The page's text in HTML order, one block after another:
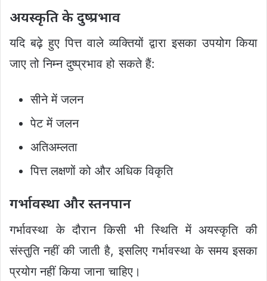
अयस्कृति के दुष्प्रभाव
यदि बढ़े हुए पित्त वाले व्यक्तियों द्वारा इसका उपयोग किया
जाए तो निम्न दुष्प्रभाव हो सकते हैं:
सीने में जलन
पेट में जलन
अतिअम्लता
पित्त लक्षणों को और अधिक विकृति
गर्भावस्था और स्तनपान
गर्भावस्था के दौरान किसी भी स्थिति में अयस्कृति की
संस्तुति नहीं की जाती है, इसलिए गर्भावस्था के समय इसका
प्रयोग नहीं किया जाना चाहिए।